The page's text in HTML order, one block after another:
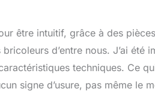
être intuitif, grâce à des
bricoleurs d’entre nous. J’ai
techniques. Ce
signe d’usure, pas même le